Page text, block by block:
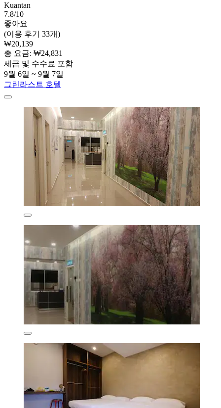
Kuantan
7.8/10
좋아요
(이용 후기 33개)
₩20,139
총 요금: ₩24,831
세금 및 수수료 포함
9월 6일 ~ 9월 7일
그린라스트 호텔